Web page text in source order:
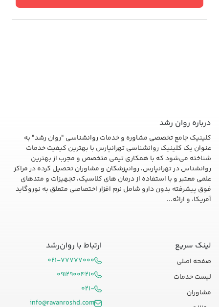
درباره روان رشد
کلینیک جامع تخصصی مشاوره و خدمات روانشناسی "روان رشد" به
عنوان یک کلینیک روانشناسی تهرانپارس با بهترین کیفیت خدمات
شناخته می‌شود که با همکاری تیمی متخصص و مجرب از بهترین
روانشناس در تهرانپارس، روانپزشکان و مشاوران تحصیل کرده در مراکز
علمی معتبر و با استفاده از درمان های کلاسیک، تجهیزات و متدهای
فوق پیشرفته بدون دارو شامل نرم افزار اختصاصی متعلق به نوروگاید
آمریکا، و ارائه...
لینک سریع
صفحه اصلی
لیست خدمات
مشاوران
ارتباط با روان‌رشد
۰۲۱-۷۷۷۷۷۰۰۰
۰۹۱۲۹۰۰۴۲۱۰
۰۲۱-
info@ravanroshd.com